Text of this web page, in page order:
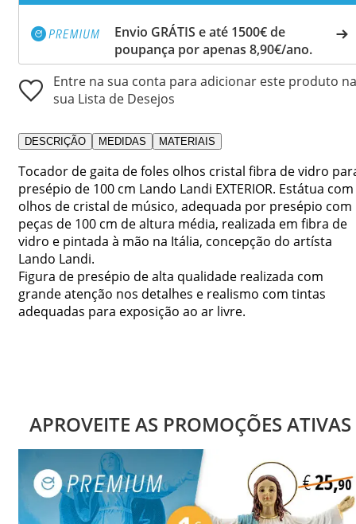
Envio GRÁTIS e até 1500€ de
poupança por apenas 8,90€/ano.
Entre na sua conta para adicionar este produto na
sua Lista de Desejos
DESCRIÇÃO MEDIDAS MATERIAIS
Tocador de gaita de foles olhos cristal fibra de vidro
presépio de 100 cm Lando Landi EXTERIOR. Estátua com
olhos de cristal de músico, adequada por presépio com
peças de 100 cm de altura média, realizada em fibra de
vidro e pintada à mão na Itália, concepção do artísta
Lando Landi.
Figura de presépio de alta qualidade realizada com
grande atenção nos detalhes e realismo com tintas
adequadas para exposição ao ar livre.
APROVEITE AS PROMOÇÕES ATIVAS